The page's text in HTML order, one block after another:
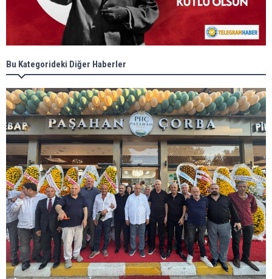
Bu Kategorideki Diğer Haberler